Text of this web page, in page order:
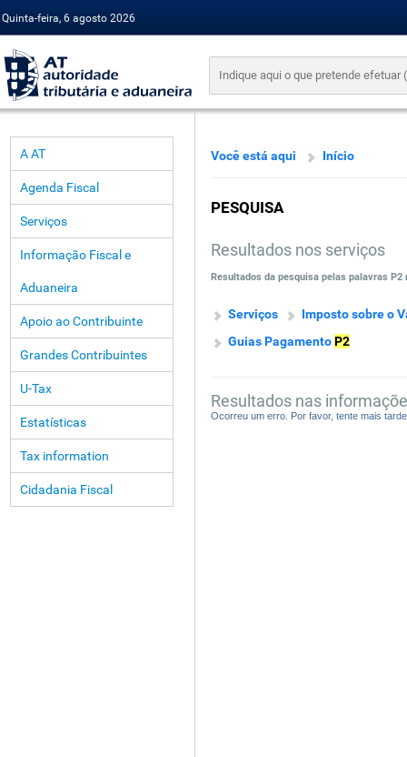
Quinta-feira, 6 agosto 2026
A AT
Agenda Fiscal
Serviços
Informação Fiscal e
Aduaneira
Apoio ao Contribuinte
Grandes Contribuintes
U-Tax
Estatísticas
Tax information
Cidadania Fiscal
Você está aqui Início
PESQUISA
Resultados nos serviços
Resultados da pesquisa pelas palavras P2
Serviços ImpostosobreoV
GuiasPagamentoP2
Resultados nas
Ocorreu um erro. Por favor, tente mais